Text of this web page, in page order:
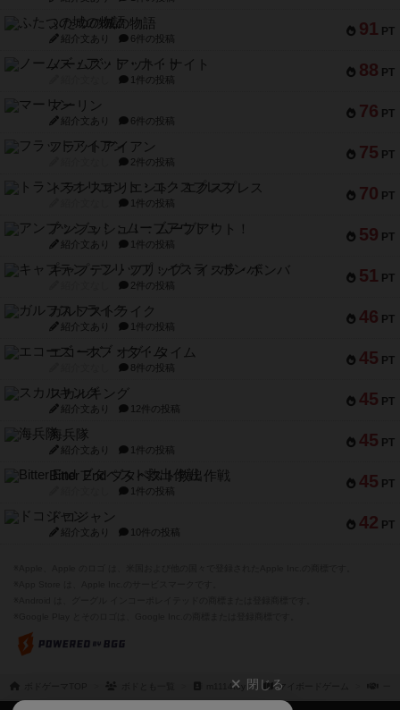
91 PT
ふたつの城の物語
紹介文あり 6件の投稿
88 PT
ノームズ・アット・ナイト
1件の投稿
76 PT
マーリン
紹介文あり 6件の投稿
75 PT
フラットアイアン
2件の投稿
70 PT
トランスオリエント・エクスプレス
1件の投稿
59 PT
アンブッシュ！：ムーブアウト！
紹介文あり 1件の投稿
51 PT
キャプテン・フリップ：イスラ・ボンバ
2件の投稿
46 PT
ガルフストライク
紹介文あり 1件の投稿
45 PT
エコーズ・オブ・タイム
8件の投稿
45 PT
スカルキング
紹介文あり 12件の投稿
45 PT
海兵隊
紹介文あり 1件の投稿
45 PT
Bitter End ブタペスト救出作戦
1件の投稿
42 PT
ドコジャン
紹介文あり 10件の投稿
m1114toy マイボードゲーム
閉じる